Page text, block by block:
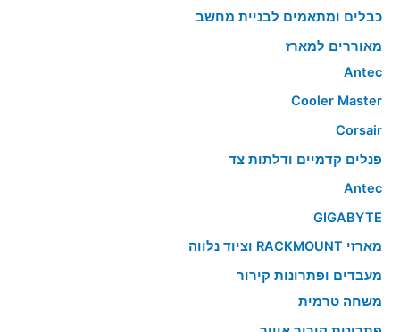
כבלים ומתאמים לבניית מחשב
מאוררים למארז
Antec
Cooler Master
Corsair
פנלים קדמיים ודלתות צד
Antec
GIGABYTE
מארזי RACKMOUNT וציוד נלווה
מעבדים ופתרונות קירור
משחה טרמית